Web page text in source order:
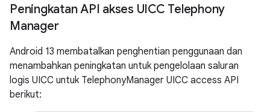
Peningkatan API akses UICC Telephony
Manager
Android 13 membatalkan penghentian penggunaan dan
menambahkan peningkatan untuk pengelolaan saluran
logis UICC untuk TelephonyManager UICC access API
berikut: